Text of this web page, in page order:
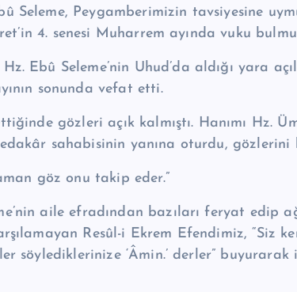
Seleme, Peygamberimizin tav­siyesine
4. senesi Muharrem ayında vuku
Ebû Seleme’nin Uhud’da aldığı yara
sonunda vefat etti.
gözleri açık kalmıştı. Hanımı Hz.
sahabisinin yanına oturdu, göz­lerini
göz onu takip eder.”
aile efradından bazıları feryat edip
Resûl-i Ekrem Efen­dimiz, “Siz
söy­lediklerinize ‘Âmin.’ derler”